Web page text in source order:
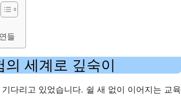
들
세계로 깊숙이
다리고 있었습니다. 쉴 새 없이 이어지는 교육